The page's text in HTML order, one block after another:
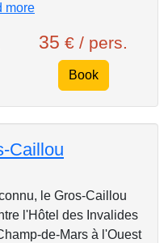
more
35 € / pers.
Book
Caillou
le Gros-Caillou
l'Hôtel des Invalides
de-Mars à l'Ouest